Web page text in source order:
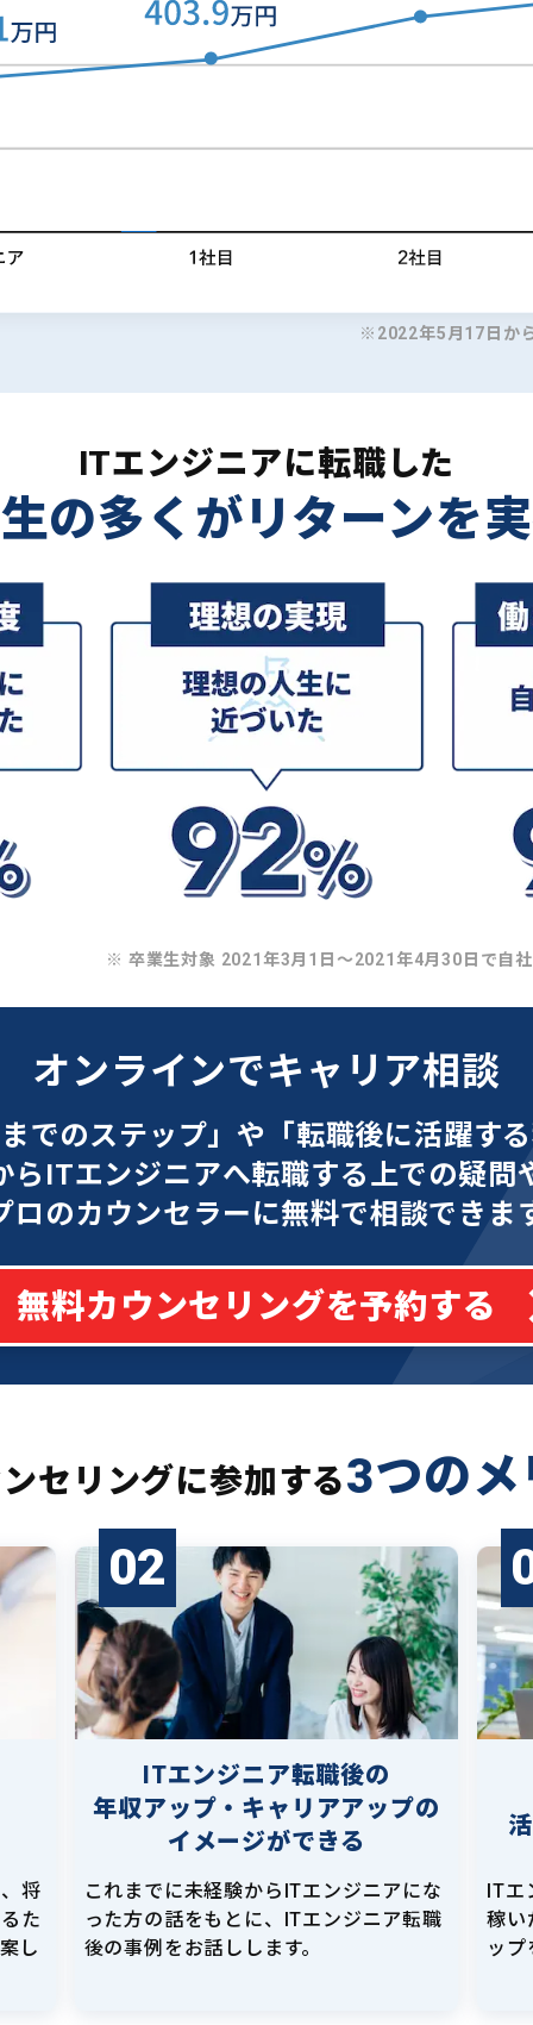
※2022年5月17日か
ITエンジニアに転職した
の多くがリターンを
※ 卒業生対象 2021年3月1日〜2021年4月30日で自
オンラインでキャリア相談
でのステップ」や「転職後に活躍す
らITエンジニアへ転職する上での疑問
ロのカウンセラーに無料で相談できま
無料カウンセリングを予約する
セリングに参加する3つの
将
た
し
02
ITエンジニア転職後の
年収アップ・キャリアアップの
イメージができる
これまでに未経験からITエンジニアにな
った方の話をもとに、ITエンジニア転職
後の事例をお話しします。
IT
稼い
ップ